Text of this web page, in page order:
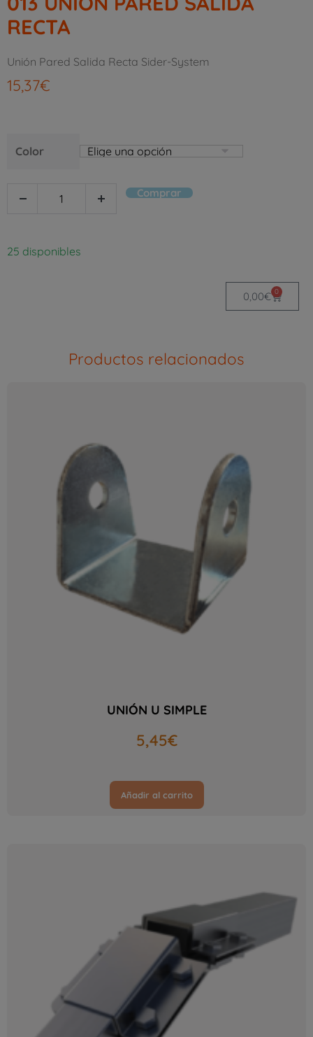
RECTA
Unión Pared Salida Recta Sider-System
15,37€
Color
Comprar
25 disponibles
0,00€ 0
Productos relacionados
UNIÓN U SIMPLE
5,45€
Añadir al carrito